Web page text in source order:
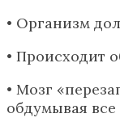
• Организм
• Происходит
• Мозг
обдумывая